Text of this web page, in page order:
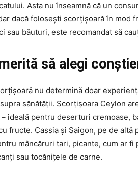
Asta nu înseamnă că un
dacă folosești scorțișoară în mod
sau băuturi, este recomandat să
să alegi
nu determină doar
sănătății. Scorțișoara Ceylon
ideală pentru deserturi cremoase,
fructe. Cassia și Saigon, pe de altă
mâncăruri tari, picante, cum ar fi
sau tocănițele de carne.